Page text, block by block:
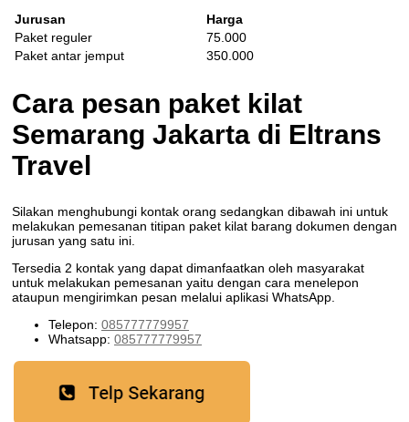
Jurusan
Harga
Paket reguler
75.000
Paket antar jemput
350.000
Cara pesan paket kilat
Semarang Jakarta di Eltrans
Travel
Silakan menghubungi kontak orang sedangkan dibawah ini untuk
melakukan pemesanan titipan paket kilat barang dokumen dengan
jurusan yang satu ini.
Tersedia 2 kontak yang dapat dimanfaatkan oleh masyarakat
untuk melakukan pemesanan yaitu dengan cara menelepon
ataupun mengirimkan pesan melalui aplikasi WhatsApp.
Telepon: 085777779957
Whatsapp: 085777779957